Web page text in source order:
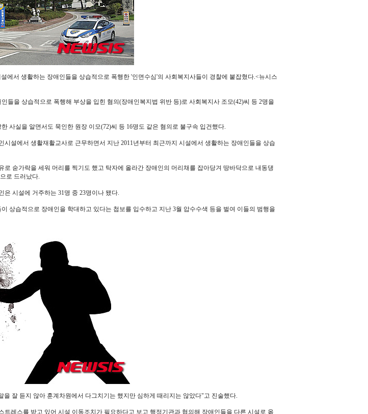
에서 생활하는 장애인들을 상습적으로 폭행한 '인면수심'의 사회복지사들이 경찰에 붙잡혔다.<뉴시스
들을 상습적으로 폭행해 부상을 입힌 혐의(장애인복지법 위반 등)로 사회복지사 조모(42)씨 등 2명을
사실을 알면서도 묵인한 원장 이모(72)씨 등 16명도 같은 혐의로 불구속 입건했다.
시설에서 생활재활교사로 근무하면서 지난 2011년부터 최근까지 시설에서 생활하는 장애인들을 상습
로 숟가락을 세워 머리를 찍기도 했고 탁자에 올라간 장애인의 머리채를 잡아당겨 땅바닥으로 내동댕
로 드러났다.
시설에 거주하는 31명 중 23명이나 됐다.
상습적으로 장애인을 학대하고 있다는 첩보를 입수하고 지난 3월 압수수색 등을 벌여 이들의 범행을
잘 듣지 않아 훈계차원에서 다그치기는 했지만 심하게 때리지는 않았다"고 진술했다.
트레스를 받고 있어 시설 이동조치가 필요하다고 보고 행정기관과 협의해 장애인들을 다른 시설로 옮